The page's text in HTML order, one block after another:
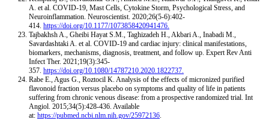
A. et al. COVID-19, Mast Cells, Cytokine Storm, Psychological Stress, and
Neuroinflammation. Neuroscientist. 2020;26(5-6):402-
414. https://doi.org/10.1177/1073858420941476.
Tajbakhsh A., Gheibi Hayat S.M., Taghizadeh H., Akbari A., Inabadi M.,
Savardashtaki A. et al. COVID-19 and cardiac injury: clinical manifestations,
biomarkers, mechanisms, diagnosis, treatment, and follow up. Expert Rev Anti
Infect Ther. 2021;19(3):345-
357. https://doi.org/10.1080/14787210.2020.1822737.
Rabe E., Agus G., Roztocil K. Analysis of the effects of micronized purified
flavonoid fraction versus placebo on symptoms and quality of life in patients
suffering from chronic venous disease: from a prospective randomized trial. Int
Angiol. 2015;34(5):428-436. Available
at: https://pubmed.ncbi.nlm.nih.gov/25972136